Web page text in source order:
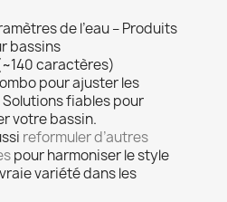
de l’eau – Produits
bassins
caractères)
pour ajuster les
Solutions fiables pour
votre bassin.
reformuler d’autres
pour harmoniser le style
variété dans les